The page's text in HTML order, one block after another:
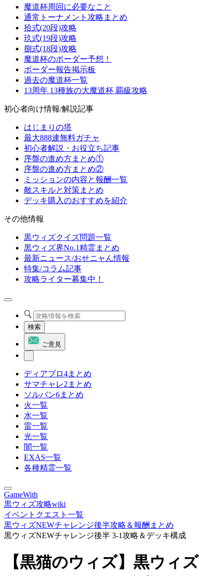
魔道杯周回に必要なこと
通常トーナメント攻略まとめ
拾式(20段)攻略
玖式(19段)攻略
捌式(18段)攻略
魔道杯のボーダー予想！
ボーダー報告掲示板
過去の魔道杯一覧
13周年 13種族の大魔道杯 覇級攻略
初心者向け情報/解説記事
はじまりの塔
最大888連無料ガチャ
初心者解説・お役立ち記事
序盤の進め方まとめ①
序盤の進め方まとめ②
ミッションの内容と報酬一覧
敵スキルと対策まとめ
デッキ購入のおすすめを紹介
その他情報
黒ウィズクイズ問題一覧
黒ウィズ界No.1精霊まとめ
最新ニュース/おせニャん情報
特集/コラム記事
攻略ライター募集中！
検索
ご意見
ディアブロ4まとめ
サマチャレ2まとめ
ソルバン6まとめ
火一覧
水一覧
雷一覧
光一覧
闇一覧
EXAS一覧
各種精霊一覧
GameWith
黒ウィズ攻略wiki
イベントクエスト一覧
黒ウィズNEWチャレンジ後半攻略＆報酬まとめ
黒ウィズNEWチャレンジ後半 3-1攻略＆デッキ構成
【黒猫のウィズ】黒ウィズ